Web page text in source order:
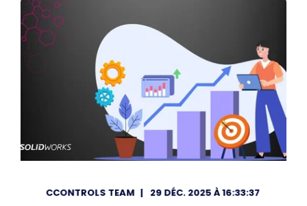
CCONTROLS TEAM
29 DÉC. 2025 À 16:33:37